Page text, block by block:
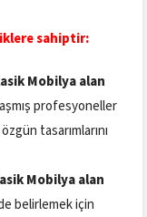
sahiptir:
Mobilya alan
profesyoneller
tasarımlarını
Mobilya alan
belirlemek için